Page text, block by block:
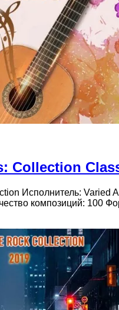
Collection
Исполнитель:
композиций: 100